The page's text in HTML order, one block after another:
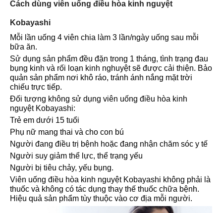
Cách dùng viên uống điều hòa kinh nguyệt
Kobayashi
Mỗi lần uống 4 viên chia làm 3 lần/ngày uống sau mỗi
bữa ăn.
Sử dụng sản phẩm đều đặn trong 1 tháng, tình trạng đau
bụng kinh và rối loạn kinh nghuyệt sẽ được cải thiện. Bảo
quản sản phẩm nơi khô ráo, tránh ánh nắng mặt trời
chiếu trực tiếp.
Đối tượng không sử dụng viên uống điều hòa kinh
nguyệt Kobayashi:
Trẻ em dưới 15 tuổi
Phụ nữ mang thai và cho con bú
Người đang điều trị bệnh hoặc đang nhận chăm sóc y tế
Người suy giảm thể lực, thể trạng yếu
Người bị tiêu chảy, yếu bụng.
Viên uống điều hòa kinh nguyệt Kobayashi không phải là
thuốc và không có tác dụng thay thế thuốc chữa bệnh.
Hiệu quả sản phẩm tùy thuộc vào cơ địa mỗi người.